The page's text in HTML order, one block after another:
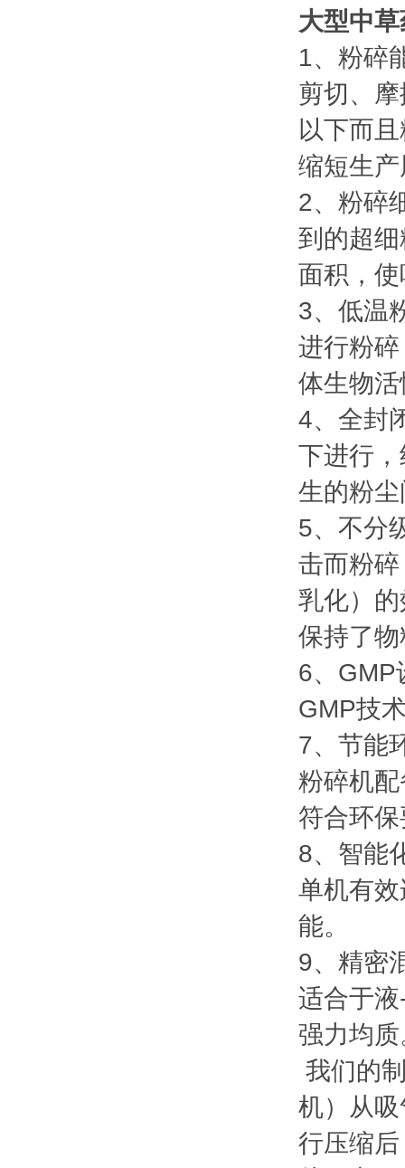
大型中
1、粉碎
剪切、
以下而
缩短生
2、粉碎
到的超
面积，
3、低温
进行粉
体生物
4、全封
下进行
生的粉
5、不分
击而粉
乳化）
保持了
6、GMP
GMP技
7、节能
粉碎机
符合环
8、智能
单机有
能。
9、精密
适合于
强力均质
我们的
机）从
行压缩